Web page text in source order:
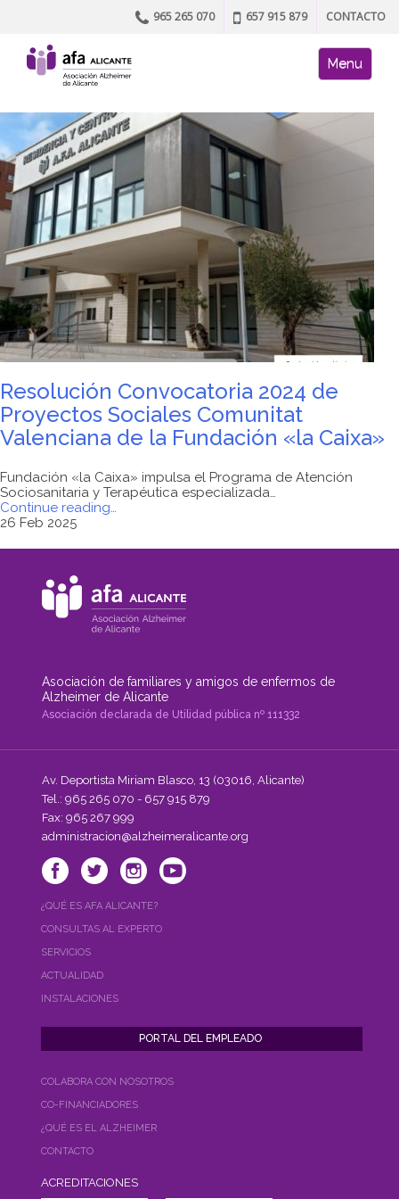
965 265 070 657 915 879 CONTACTO
AFA site
Skip to content
Menu
Resolución Convocatoria 2024 de
Proyectos Sociales Comunitat
Valenciana de la Fundación «la Caixa»
Fundación «la Caixa» impulsa el Programa de Atención
Sociosanitaria y Terapéutica especializada…
Continue reading
de
Sociales
Comunitat
Valenciana
de
«la
Caixa»"
…
26 Feb 2025
Asociación de familiares y amigos de enfermos de
Alzheimer de Alicante
Asociación declarada de Utilidad pública nº 111332
Av. Deportista Miriam Blasco, 13 (03016, Alicante)
Tel.: 965 265 070 - 657 915 879
Fax: 965 267 999
administracion@alzheimeralicante.org
¿QUÉ ES AFA ALICANTE?
CONSULTAS AL EXPERTO
SERVICIOS
ACTUALIDAD
INSTALACIONES
COLABORA CON NOSOTROS
CO-FINANCIADORES
¿QUÉ ES EL ALZHEIMER
CONTACTO
ACREDITACIONES